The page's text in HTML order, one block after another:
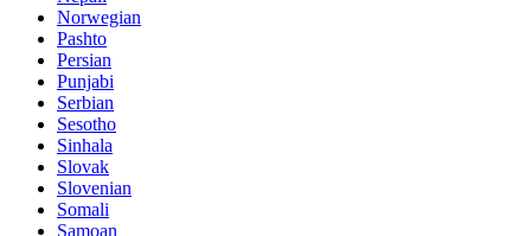
Norwegian
Pashto
Persian
Punjabi
Serbian
Sesotho
Sinhala
Slovak
Slovenian
Somali
Samoan